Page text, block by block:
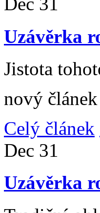
Uzávěrka
Jistota
nový článek
Celý článek
Dec 31
Uzávěrka